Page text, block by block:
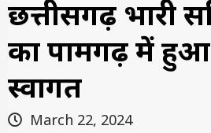
छत्तीसगढ़ प्रभारी
का पामगढ़ में
स्वागत
March 22, 2024